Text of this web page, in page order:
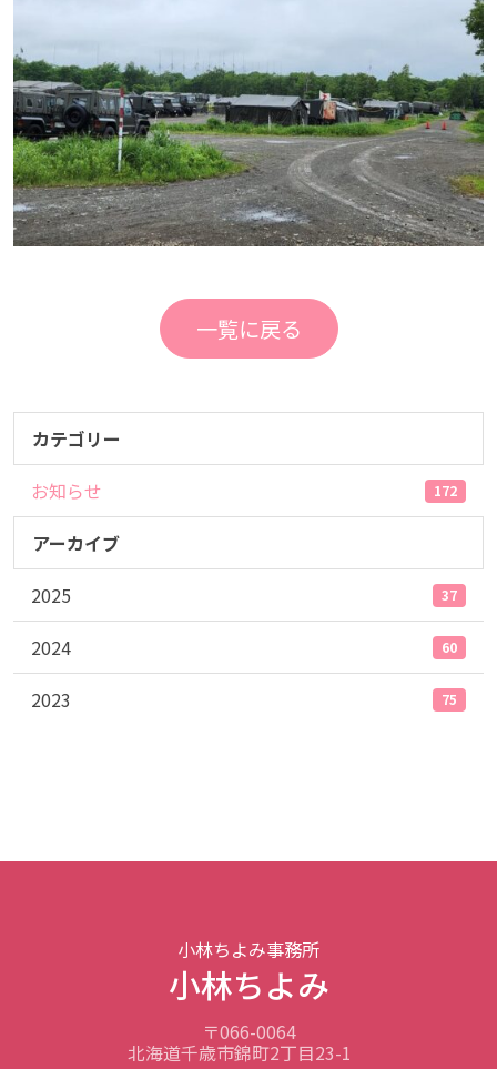
一覧に戻る
カテゴリー
お知らせ
172
アーカイブ
2025
37
2024 60
2023 75
小林ちよみ事務所
小林ちよみ
〒066-0064
北海道千歳市錦町2丁目23-1